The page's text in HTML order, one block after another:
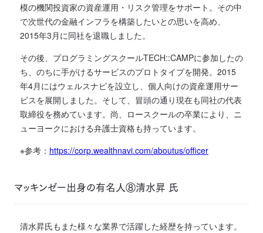
模の機関投資家の資産運用・リスク管理をサポート。その中
で次世代の金融インフラを構築したいとの思いを高め、
2015年3月に同社を退職しました。
その後、プログラミングスクールTECH::CAMPに参加したの
ち、のちに手がけるサービスのプロトタイプを開発。2015
年4月にはウェルスナビを設立し、個人向けの資産運用サー
ビスを展開しました。そして、冒頭の通り現在も同社の代表
取締役を務めています。尚、ロースクールの卒業により、ニ
ューヨークにおける弁護士資格も持っています。
※参考： https://corp.wealthnavi.com/aboutus/officer
マッキンゼー出身の有名人⑧清水昇 氏
清水昇氏もまた様々な業界で活躍した経歴を持っています。